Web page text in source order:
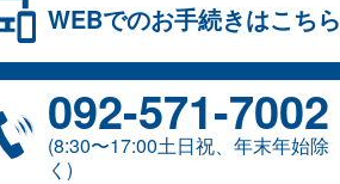
WEBでのお手続きはこちら
092-​571-​7002
(8:30〜17:00土日祝、年末年始除
く)